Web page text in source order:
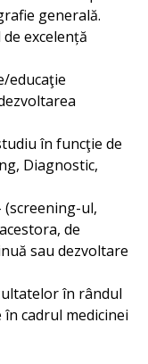
generală.
excelență
educaţie
în funcţie de
Diagnostic,
(screening-ul,
de
sau dezvoltare
în rândul
cadrul medicinei